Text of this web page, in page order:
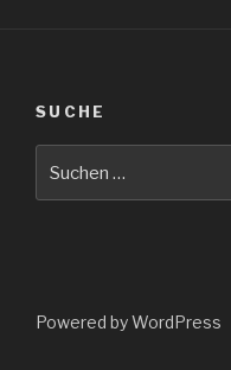
SUCHE
Powered by WordPress